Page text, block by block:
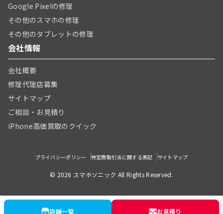
Google Pixelの修理
その他のスマホの修理
その他のタブレットの修理
会社情報
会社概要
修理代理店募集
サイトマップ
ご相談・お見積り
iPhone高価買取のクイック
プライバシーポリシー 特定商取引法に関する表記 サイトマップ
© 2026 スマホソニック All Rights Reserved.
店舗一覧 お見積り